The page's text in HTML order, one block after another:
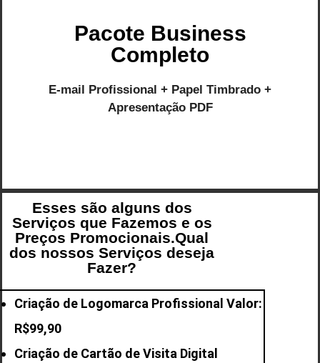
Pacote Business
Completo
E-mail Profissional + Papel Timbrado +
Apresentação PDF
Esses são alguns dos
Serviços que Fazemos e os
Preços Promocionais.Qual
dos nossos Serviços deseja
Fazer?
Criação de Logomarca Profissional Valor:
R$99,90
Criação de Cartão de Visita Digital